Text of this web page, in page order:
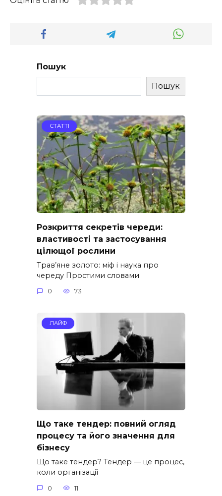
Пошук
Пошук
СТАТТІ
Розкриття секретів череди:
властивості та застосування
цілющої рослини
Трав’яне золото: міф і наука про
череду Простими словами
0 73
ЛАЙФ
Що таке тендер: повний огляд
процесу та його значення для
бізнесу
Що таке тендер? Тендер — це процес,
коли організації
0 11